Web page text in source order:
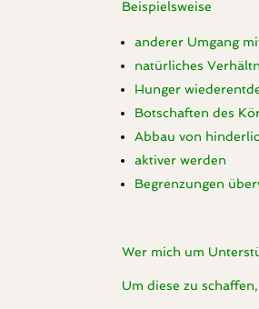
Beispielsweise
anderer Umgang
natürliches
Hunger
Botschaften des
Abbau von
aktiver werden
Begrenzungen
Wer mich um
Um diese zu